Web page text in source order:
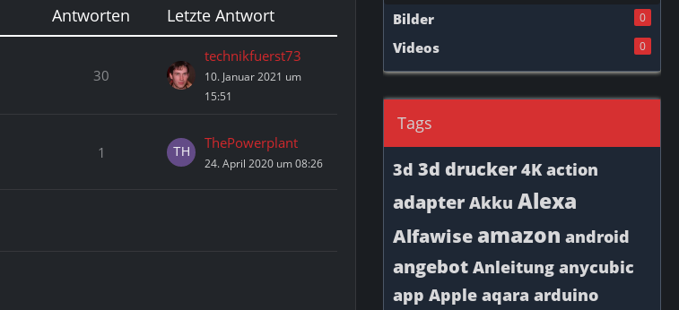
Antworten
Letzte Antwort
30
technikfuerst73
10. Januar 2021 um
15:51
1
ThePowerplant
24. April 2020 um 08:26
Bilder 0
Videos 0
Tags
3d 3d drucker 4K action
adapter Akku Alexa
Alfawiseamazon android
angebot Anleitung anycubic
app Apple aqara arduino